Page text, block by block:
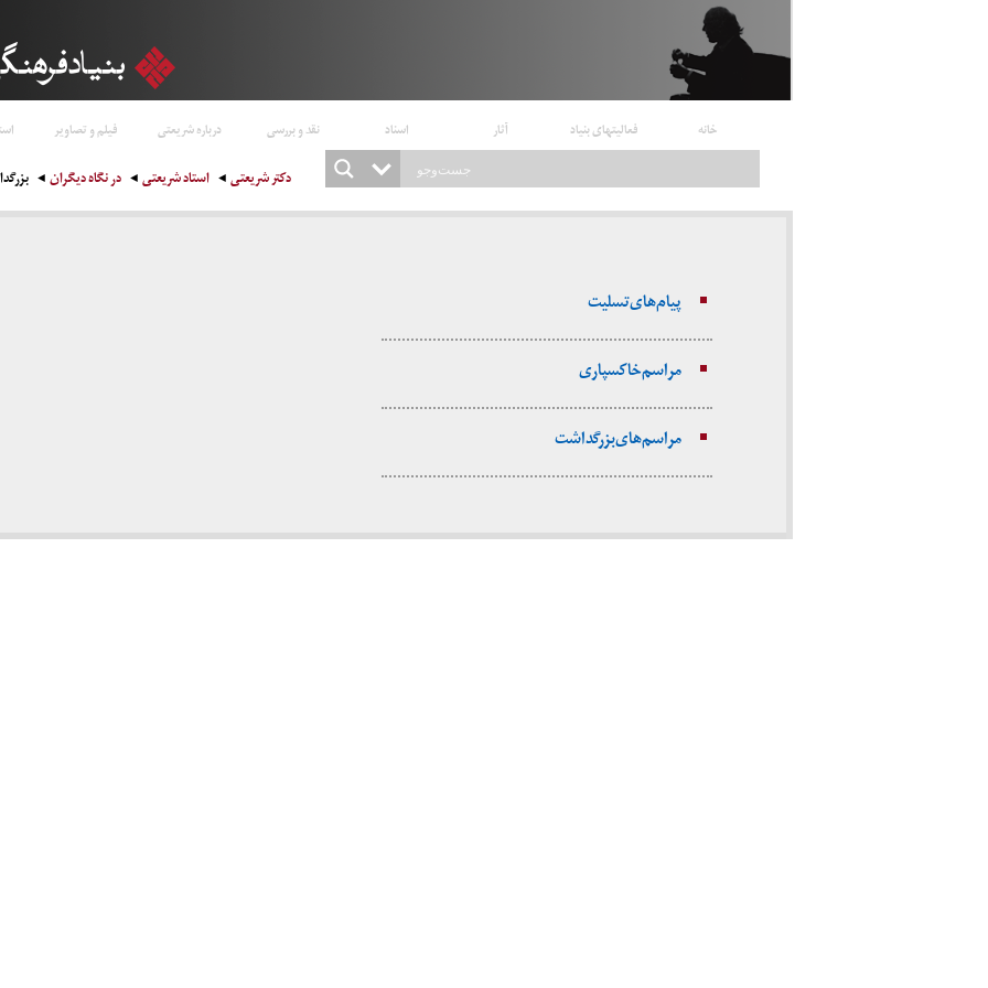
خانه فعالیتهای بنیاد آثار اسناد نقد و بررسی درباره شریعتی فیلم و تصاویر
دکتر شریعتی استاد شریعتی در نگاه دیگران
پیام‌های تسلیت
مراسم خاکسپاری
مراسم‌های بزرگداشت